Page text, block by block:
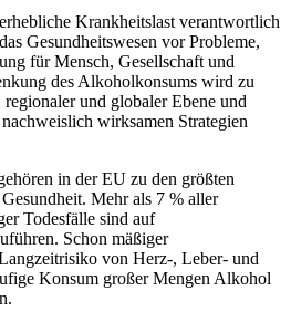
Krankheitslast verantwortlich
Gesundheitswesen vor Probleme,
für Mensch, Gesellschaft und
des Alkoholkonsums wird zu
und globaler Ebene und
wirksamen Strategien
in der EU zu den größten
Mehr als 7 % aller
Todesfälle sind auf
Schon mäßiger
von Herz-, Leber- und
Konsum großer Mengen Alkohol